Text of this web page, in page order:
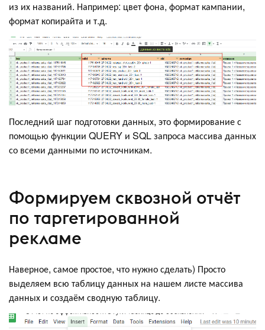
из их названий. Например: цвет фона, формат кампании,
формат копирайта и т.д.
Последний шаг подготовки данных, это формирование с
помощью функции QUERY и SQL запроса массива данных
со всеми данными по источникам.
Формируем сквозной отчёт
по таргетированной
рекламе
Наверное, самое простое, что нужно сделать) Просто
выделяем всю таблицу данных на нашем листе массива
данных и создаём сводную таблицу.